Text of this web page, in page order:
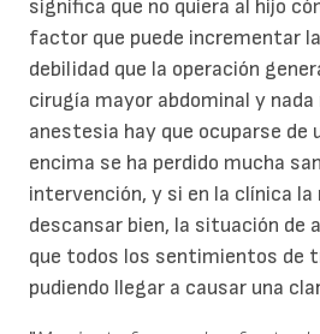
significa que no quiera al hijo
factor que puede incrementar
debilidad que la operación
cirugía mayor abdominal y
anestesia hay que ocuparse de
encima se ha perdido mucha
intervención, y si en la clínica la
descansar bien, la situación de
que todos los sentimientos de
pudiendo llegar a causar una